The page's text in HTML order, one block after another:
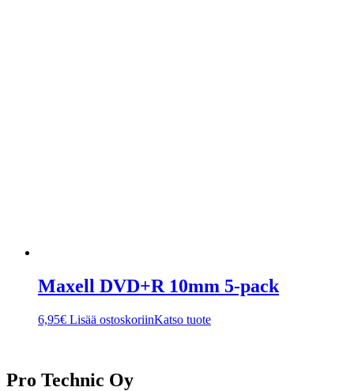
Maxell DVD+R 10mm 5-pack
6,95€ Lisää ostoskoriinKatso tuote
Pro Technic Oy